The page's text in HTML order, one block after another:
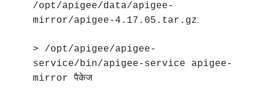
/opt/apigee/data/apigee-
mirror/apigee-4.17.05.tar.gz:
> /opt/apigee/apigee-
service/bin/apigee-service apigee-
mirror पैकेज